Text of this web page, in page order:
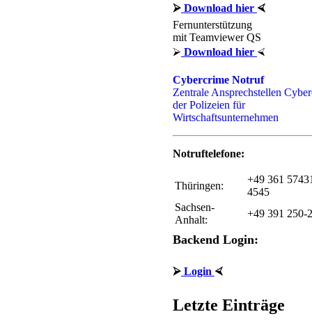
⮚ Download hier ⮘
Fernunterstützung
mit Teamviewer QS
⮚ Download hier ⮘
Cybercrime Notruf
Zentrale Ansprechstellen
der Polizeien für
Wirtschaftsunternehmen
Notruftelefone:
Thüringen:
+49 361
4545
Sachsen-
Anhalt:
+49 391 250-
Backend Login:
⮚ Login ⮘
Letzte Einträge